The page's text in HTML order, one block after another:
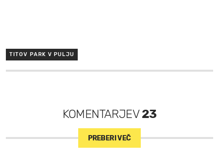
TITOV PARK V PULJU
KOMENTARJEV23
PREBERI VEČ